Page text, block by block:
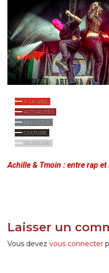
À LA UNE
ACTUALITÉS
BELGIQUE
CULTURE
JEUNESSE
Achille & Tmoin : entre rap
Laisser un
Vous devez vous connecter